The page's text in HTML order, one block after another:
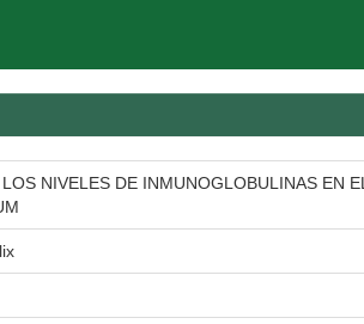
NIVELES DE INMUNOGLOBULINAS EN